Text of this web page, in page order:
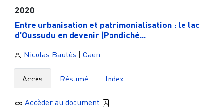
2020
Entre urbanisation et patrimonialisation : le lac
d’Oussudu en devenir (Pondiché...
Nicolas Bautès | Caen
Accès Résumé Index
Accèder au document